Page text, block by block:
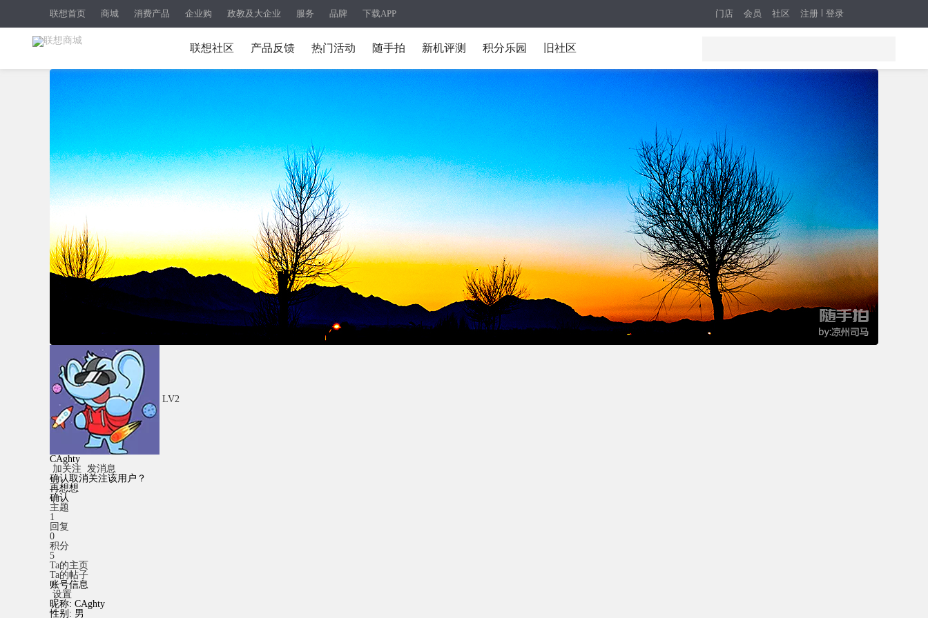
联想首页 商城 消费产品 企业购 政教及大企业 服务 品牌 下载APP 注册 登录
门店 会员 社区
联想社区 产品反馈 热门活动 随手拍 新机评测 积分乐园 旧社区
LV2
CAghty
加关注 发消息
确认取消关注该用户？
再想想
确认
主题
1
回复
0
积分
5
Ta的主页
Ta的帖子
账号信息
设置
昵称: CAghty
性别: 男